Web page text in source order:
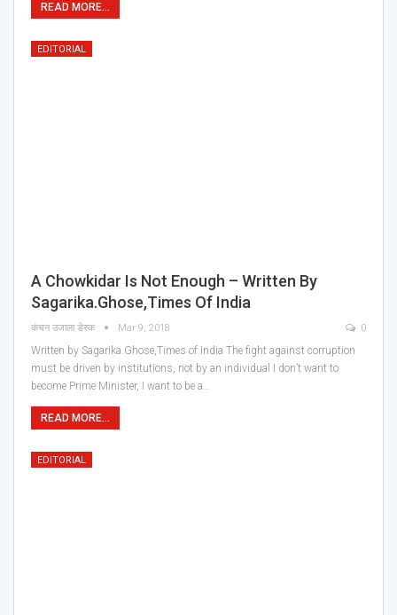
READ MORE...
EDITORIAL
A Chowkidar Is Not Enough – Written By
Sagarika.Ghose,Times Of India
कंचन उजाला डेस्क Mar 9, 2018 0
Written by Sagarika.Ghose,Times of India The fight against corruption
must be driven by institutions, not by an individual I don’t want to
become Prime Minister, I want to be a…
READ MORE...
EDITORIAL